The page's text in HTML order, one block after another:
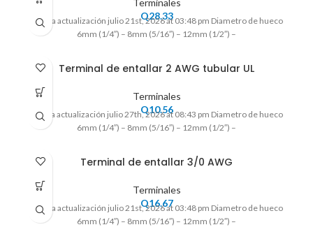
Terminales
Q28.33
Ultima actualización julio 21st, 2026 at 03:48 pm Diametro de hueco
6mm (1/4″) – 8mm (5/16″) – 12mm (1/2″) –
Terminal de entallar 2 AWG tubular UL
Terminales
Q10.56
Ultima actualización julio 27th, 2026 at 08:43 pm Diametro de hueco
6mm (1/4″) – 8mm (5/16″) – 12mm (1/2″) –
Terminal de entallar 3/0 AWG
Terminales
Q16.67
Ultima actualización julio 21st, 2026 at 03:48 pm Diametro de hueco
6mm (1/4″) – 8mm (5/16″) – 12mm (1/2″) –